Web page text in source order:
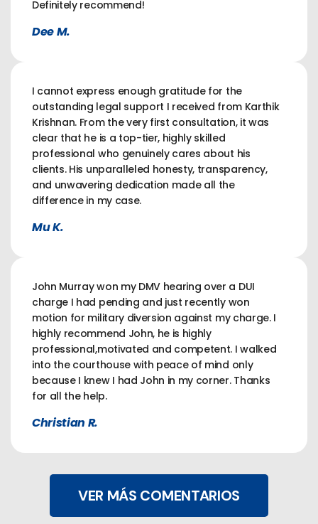
Definitely recommend!
Dee M.
I cannot express enough gratitude for the
outstanding legal support I received from Karthik
Krishnan. From the very first consultation, it was
clear that he is a top-tier, highly skilled
professional who genuinely cares about his
clients. His unparalleled honesty, transparency,
and unwavering dedication made all the
difference in my case.
Mu K.
John Murray won my DMV hearing over a DUI
charge I had pending and just recently won
motion for military diversion against my charge. I
highly recommend John, he is highly
professional,motivated and competent. I walked
into the courthouse with peace of mind only
because I knew I had John in my corner. Thanks
for all the help.
Christian R.
VER MÁS COMENTARIOS